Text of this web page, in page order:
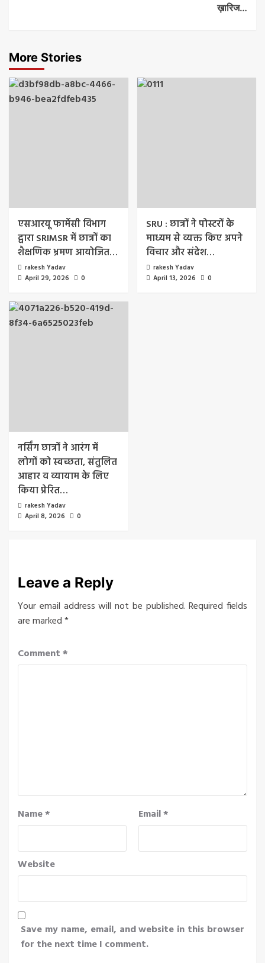
ख़ारिज…
More Stories
एसआरयू फार्मेसी विभाग
द्वारा SRIMSR में छात्रों का
शैक्षणिक भ्रमण आयोजित…
rakesh Yadav
April 29, 2026
0
SRU : छात्रों ने पोस्टरों के
माध्यम से व्यक्त किए अपने
विचार और संदेश…
rakesh Yadav
April 13, 2026
0
नर्सिंग छात्रों ने आरंग में
लोगों को स्वच्छता, संतुलित
आहार व व्यायाम के लिए
किया प्रेरित…
rakesh Yadav
April 8, 2026
0
Leave a Reply
Your email address will not be published. Required fields
are marked*
Comment*
Name* Email*
Website
Save my name, email, and website in this browser
for the next time I comment.